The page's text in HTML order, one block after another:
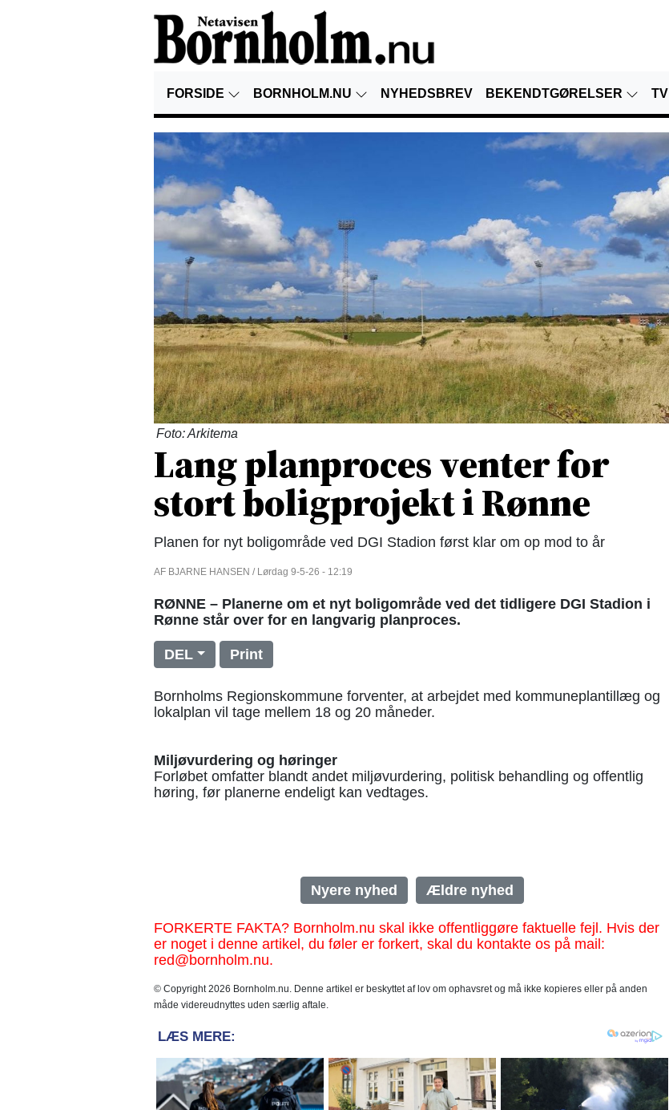
FORSIDE BORNHOLM.NU NYHEDSBREV BEKENDTGØRELSER TV
Foto: Arkitema
Lang planproces venter for
stort boligprojekt i Rønne
Planen for nyt boligområde ved DGI Stadion først klar om op mod to år
AF BJARNE HANSEN / Lørdag 9-5-26 - 12:19
RØNNE – Planerne om et nyt boligområde ved det tidligere DGI Stadion i
Rønne står over for en langvarig planproces.
DEL Print
Bornholms Regionskommune forventer, at arbejdet med kommuneplantillæg og
lokalplan vil tage mellem 18 og 20 måneder.
Miljøvurdering og høringer
Forløbet omfatter blandt andet miljøvurdering, politisk behandling og offentlig
høring, før planerne endeligt kan vedtages.
Nyere nyhed Ældre nyhed
FORKERTE FAKTA? Bornholm.nu skal ikke offentliggøre faktuelle fejl. Hvis der
er noget i denne artikel, du føler er forkert, skal du kontakte os på mail:
red@bornholm.nu.
© Copyright 2026 Bornholm.nu. Denne artikel er beskyttet af lov om ophavsret og må ikke kopieres eller på anden
måde videreudnyttes uden særlig aftale.